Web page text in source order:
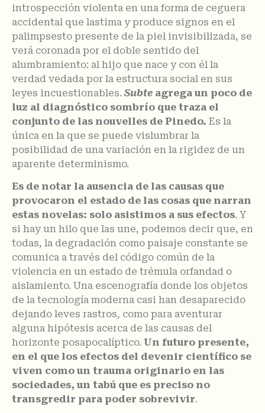
introspección violenta en una forma de ceguera
accidental que lastima y produce signos en el
palimpsesto presente de la piel invisibilizada, se
verá coronada por el doble sentido del
alumbramiento: al hijo que nace y con él la
verdad vedada por la estructura social en sus
leyes incuestionables.Subte agrega un poco de
luz al diagnóstico sombrío que traza el
conjunto de las nouvelles de Pinedo. Es la
única en la que se puede vislumbrar la
posibilidad de una variación en la rigidez de un
aparente determinismo.
Es de notar la ausencia de las causas que
provocaron el estado de las cosas que narran
estas novelas: solo asistimos a sus efectos. Y
si hay un hilo que las une, podemos decir que, en
todas, la degradación como paisaje constante se
comunica a través del código común de la
violencia en un estado de trémula orfandad o
aislamiento. Una escenografía donde los objetos
de la tecnología moderna casi han desaparecido
dejando leves rastros, como para aventurar
alguna hipótesis acerca de las causas del
horizonte posapocalíptico. Un futuro presente,
en el que los efectos del devenir científico se
viven como un trauma originario en las
sociedades, un tabú que es preciso no
transgredir para poder sobrevivir.